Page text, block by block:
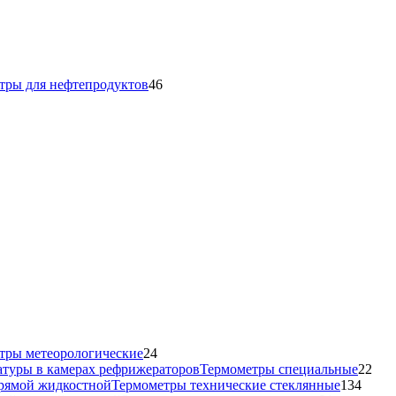
для нефтепродуктов46
метеорологические24
Термометры специальные22
Термометры технические стеклянные134134